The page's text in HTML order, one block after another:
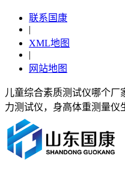
联系国康
|
XML地图
|
网站地图
儿童综合素质测试仪哪个厂
力测试仪，身高体重测量仪